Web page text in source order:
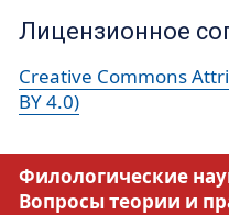
Лицензионное
Creative Commons
BY 4.0)
Филологические
Вопросы теории и